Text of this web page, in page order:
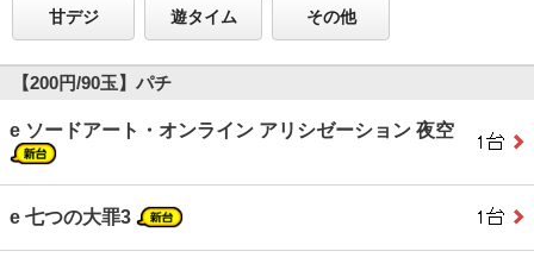
甘デジ 遊タイム その他
【200円/90玉】パチ
e ソードアート・オンライン アリシゼーション 夜空
e 七つの大罪3